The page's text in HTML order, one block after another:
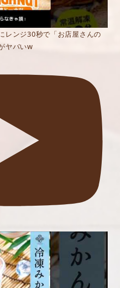
レンジ30秒で「お店屋さんの
ヤバいw